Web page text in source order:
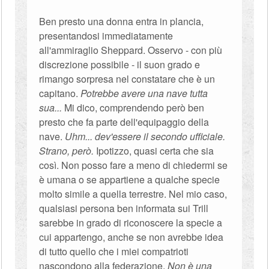
Ben presto una donna entra in plancia,
presentandosi immediatamente
all'ammiraglio Sheppard. Osservo - con più
discrezione possibile - il suon grado e
rimango sorpresa nel constatare che è un
capitano.Potrebbe avere una nave tutta
sua... Mi dico, comprendendo però ben
presto che fa parte dell'equipaggio della
nave. Uhm... dev'essere il secondo ufficiale.
Strano, però. Ipotizzo, quasi certa che sia
così. Non posso fare a meno di chiedermi se
è umana o se appartiene a qualche specie
molto simile a quella terrestre. Nel mio caso,
qualsiasi persona ben informata sui Trill
sarebbe in grado di riconoscere la specie a
cui appartengo, anche se non avrebbe idea
di tutto quello che i miei compatrioti
nascondono alla federazione.Non è una